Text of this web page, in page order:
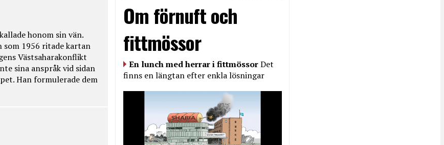
honom sin vän.
som 1956 ritade kartan
Västsaharakonflikt
sina anspråk vid sidan
Han formulerade dem
Om förnuft och
fittmössor
En lunch med herrar i fittmössorDet
finns en längtan efter enkla lösningar